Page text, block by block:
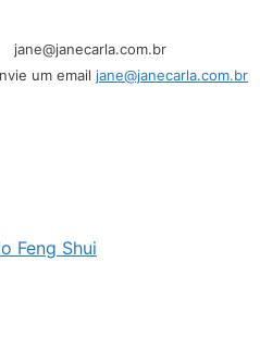
jane@janecarla.com.br
um email jane@janecarla.com.br
Feng Shui